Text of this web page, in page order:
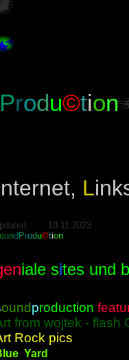
Produ©tion
nternet, L
: ... 19.11.2023
ound Produ©tion
iale sites und
oundproduction
from wojtek - flash
Rock pics
Yard